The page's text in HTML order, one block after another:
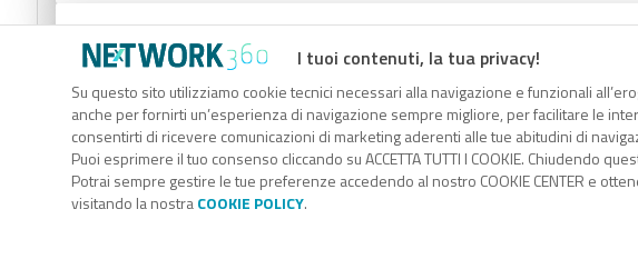
I tuoi contenuti, la tua privacy!
Su questo sito utilizziamo cookie tecnici necessari alla navigazione e funzionali
anche per fornirti un’esperienza di navigazione sempre migliore, per facilitare le
consentirti di ricevere comunicazioni di marketing aderenti alle tue abitudini di
Puoi esprimere il tuo consenso cliccando su ACCETTA TUTTI I COOKIE. Chiudendo
Potrai sempre gestire le tue preferenze accedendo al nostro COOKIE CENTER e
visitando la nostraCOOKIE POLICY.
Codice Rss
Clicca sul pulsante per copiare il link RSS negli appunti.
RSS link